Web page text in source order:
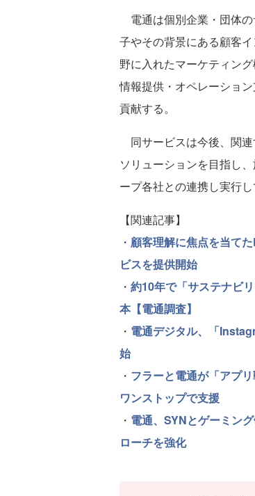
電通は個別企業・団体
子やその背景にある顧客
野に入れたマーケティン
情報提供・オペレーショ
貢献する。
同サービスは今後、関
ソリューションを目指し
ープ各社との連携し実行し
【関連記事】
・ 顧客理解に焦点を当て
ビスを提供開始
・ 約10年で「サステナビ
本【電通調査】
・ 電通デジタル、「
始
・ フラーと電通が「アプ
ワンストップで支援
・ 電通、SYNとゲーミン
ローチを強化